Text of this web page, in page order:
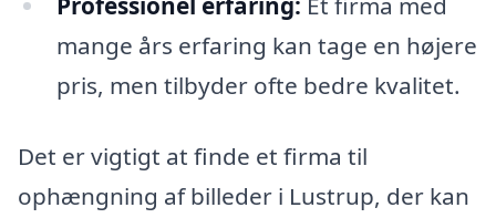
mange års erfaring kan tage en højere
pris, men tilbyder ofte bedre kvalitet.
Det er vigtigt at finde et firma til
ophængning af billeder i Lustrup, der kan